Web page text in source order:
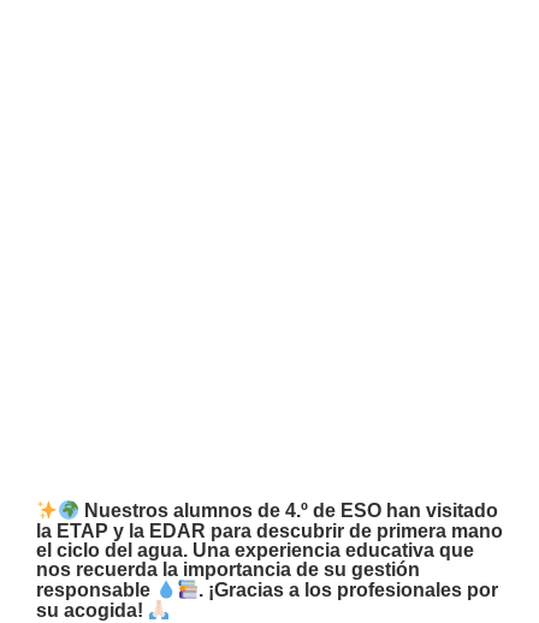
Nuestros alumnos de 4.º de ESO han visitado
la ETAP y la EDAR para descubrir de primera mano
el ciclo del agua. Una experiencia educativa que
nos recuerda la importancia de su gestión
responsable
. ¡Gracias a los profesionales por
su acogida!